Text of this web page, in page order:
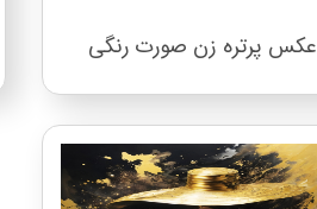
عکس پرتره زن صورت رنگی